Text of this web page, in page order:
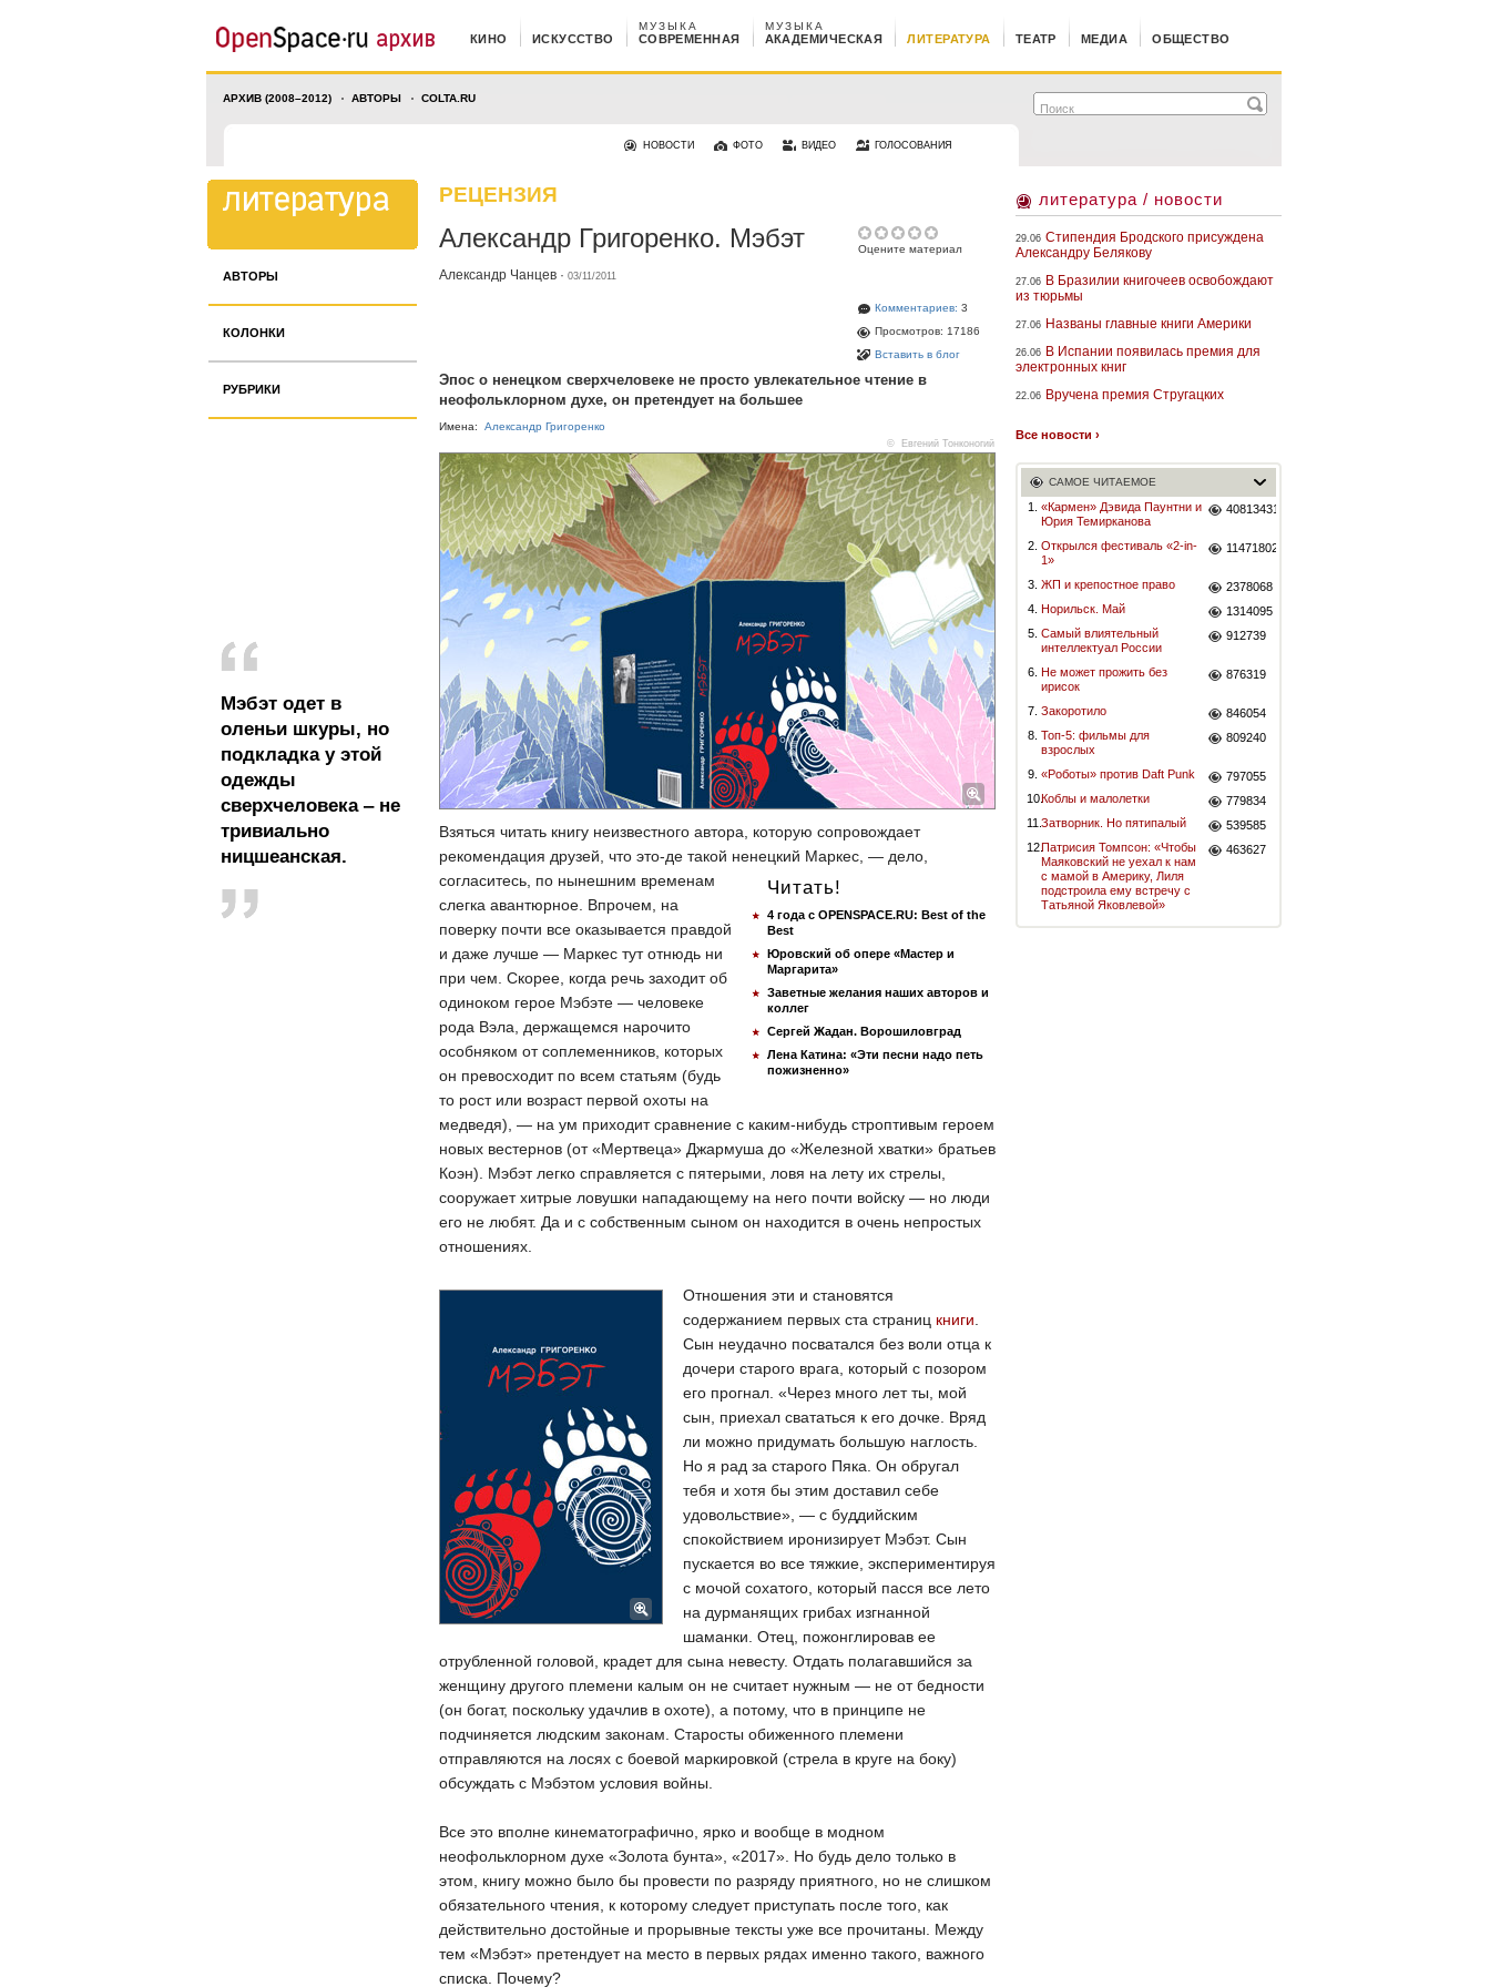
КИНО ИСКУССТВО СОВРЕМЕННАЯ
МУЗЫКА
АКАДЕМИЧЕСКАЯ
МУЗЫКА
ЛИТЕРАТУРА ТЕАТР МЕДИА ОБЩЕСТВО
АРХИВ (2008–2012) АВТОРЫ COLTA.RU
НОВОСТИ ФОТО ВИДЕО ГОЛОСОВАНИЯ
АВТОРЫ
КОЛОНКИ
РУБРИКИ
Мэбэт одет в
оленьи шкуры, но
подкладка у этой
одежды
сверхчеловека ‒ не
тривиально
ницшеанская.
РЕЦЕНЗИЯ
Оцените материал
Комментариев: 3
Просмотров: 17186
Вставить в блог
Александр Григоренко. Мэбэт
Александр Чанцев · 03/11/2011
Эпос о ненецком сверхчеловеке не просто увлекательное чтение в
неофольклорном духе, он претендует на большее
Имена: Александр Григоренко
© Евгений Тонконогий
​Взяться читать книгу неизвестного автора, которую сопровождает
рекомендация друзей, что это-де такой ненецкий Маркес, — дело,
согласитесь, по нынешним
Читать!
4 года с OPENSPACE.RU: Best of the
Best
Юровский об опере «Мастер и
Маргарита»
Заветные желания наших авторов и
коллег
Сергей Жадан. Ворошиловград
Лена Катина: «Эти песни надо петь
пожизненно»
временам
слегка авантюрное. Впрочем, на
поверку почти все оказывается правдой
и даже лучше — Маркес тут отнюдь ни
при чем. Скорее, когда речь заходит об
одиноком герое Мэбэте — человеке
рода Вэла, держащемся нарочито
особняком от соплеменников, которых
он превосходит по всем статьям (будь
то рост или возраст первой охоты на
медведя), — на ум приходит сравнение с каким-нибудь строптивым героем
новых вестернов (от «Мертвеца» Джармуша до «Железной хватки» братьев
Коэн). Мэбэт легко справляется с пятерыми, ловя на лету их стрелы,
сооружает хитрые ловушки нападающему на него почти войску — но люди
его не любят. Да и с собственным сыном он находится в очень непростых
отношениях.
Отношения эти и становятся
содержанием первых ста страниц книги
Сын неудачно посватался без воли отца к
дочери старого врага, который с позором
его прогнал. «Через много лет ты, мой
сын, приехал свататься к его дочке. Вряд
ли можно придумать большую наглость.
Но я рад за старого Пяка. Он обругал
тебя и хотя бы этим доставил себе
удовольствие», — с буддийским
спокойствием иронизирует Мэбэт. Сын
пускается во все тяжкие, экспериментируя
с мочой сохатого, который пасся все лето
на дурманящих грибах изгнанной
шаманки. Отец, пожонглировав ее
отрубленной головой, крадет для сына невесту. Отдать полагавшийся за
женщину другого племени калым он не считает нужным — не от бедности
(он богат, поскольку удачлив в охоте), а потому, что в принципе не
подчиняется людским законам. Старосты обиженного племени
отправляются на лосях с боевой маркировкой (стрела в круге на боку)
обсуждать с Мэбэтом условия войны.
Все это вполне кинематографично, ярко и вообще в модном
неофольклорном духе «Золота бунта», «2017». Но будь дело только в
этом, книгу можно было бы провести по разряду приятного, но не слишком
обязательного чтения, к которому следует приступать после того, как
действительно достойные и прорывные тексты уже все прочитаны. Между
тем «Мэбэт» претендует на место в первых рядах именно такого, важного
списка. Почему?
литература / новости
29.06 Стипендия Бродского присуждена
Александру Белякову
27.06 В Бразилии книгочеев освобождают
из тюрьмы
27.06 Названы главные книги Америки
26.06 В Испании появилась премия для
электронных книг
22.06 Вручена премия Стругацких
Все новости ›
САМОЕ ЧИТАЕМОЕ
1.
«Кармен» Дэвида Паунтни и
Юрия Темирканова
40813431
2. Открылся фестиваль «2-in-
1»
11471802
3. ЖП и крепостное право
2378068
4. Норильск. Май
1314095
5. Самый влиятельный
интеллектуал России
912739
6. Не может прожить без
ирисок
876319
7. Закоротило
846054
8. Топ-5: фильмы для
взрослых
809240
9. «Роботы» против Daft Punk
797055
10.Коблы и малолетки
779834
11.Затворник. Но пятипалый
539585
12.Патрисия Томпсон: «Чтобы
Маяковский не уехал к нам
с мамой в Америку, Лиля
подстроила ему встречу с
Татьяной Яковлевой»
463627